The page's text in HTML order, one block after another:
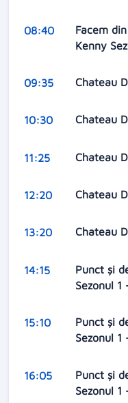
08:40
Facem
Kenny
09:35 Chateau
10:30 Chateau
11:25 Chateau
12:20 Chateau
13:20 Chateau
14:15
Punct și
Sezonul 1
15:10
Punct și
Sezonul 1
16:05
Punct și
Sezonul 1